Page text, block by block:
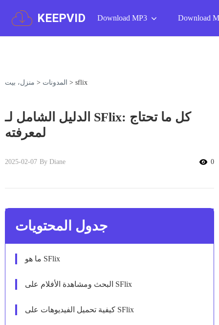
KEEPVID Download MP3 Download
منزل، بيت > المدونات > sflix
الدليل الشامل لـ SFlix: كل ما تحتاج
لمعرفته
2025-02-07 By Diane 0
جدول المحتويات
ما هو SFlix
البحث ومشاهدة الأفلام على SFlix
كيفية تحميل الفيديوهات على SFlix